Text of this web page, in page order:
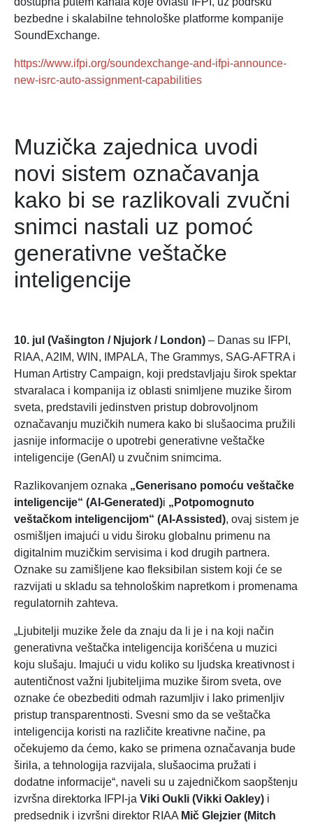
bezbedne i skalabilne tehnološke platforme kompanije
SoundExchange.
https://www.ifpi.org/soundexchange-and-ifpi-announce-
new-isrc-auto-assignment-capabilities
Muzička zajednica uvodi
novi sistem označavanja
kako bi se razlikovali zvučni
snimci nastali uz pomoć
generativne veštačke
inteligencije
10. jul (Vašington / Njujork / London) – Danas su IFPI,
RIAA, A2IM, WIN, IMPALA, The Grammys, SAG-AFTRA i
Human Artistry Campaign, koji predstavljaju širok spektar
stvaralaca i kompanija iz oblasti snimljene muzike širom
sveta, predstavili jedinstven pristup dobrovoljnom
označavanju muzičkih numera kako bi slušaocima pružili
jasnije informacije o upotrebi generativne veštačke
inteligencije (GenAI) u zvučnim snimcima.
Razlikovanjem oznaka „Generisano pomoću veštačke
inteligencije“ (AI-Generated)i „Potpomognuto
veštačkom inteligencijom“ (AI-Assisted), ovaj sistem je
osmišljen imajući u vidu široku globalnu primenu na
digitalnim muzičkim servisima i kod drugih partnera.
Oznake su zamišljene kao fleksibilan sistem koji će se
razvijati u skladu sa tehnološkim napretkom i promenama
regulatornih zahteva.
„Ljubitelji muzike žele da znaju da li je i na koji način
generativna veštačka inteligencija korišćena u muzici
koju slušaju. Imajući u vidu koliko su ljudska kreativnost i
autentičnost važni ljubiteljima muzike širom sveta, ove
oznake će obezbediti odmah razumljiv i lako primenljiv
pristup transparentnosti. Svesni smo da se veštačka
inteligencija koristi na različite kreativne načine, pa
očekujemo da ćemo, kako se primena označavanja bude
širila, a tehnologija razvijala, slušaocima pružati i
dodatne informacije“, naveli su u zajedničkom saopštenju
izvršna direktorka IFPI-ja Viki Oukli (Vikki Oakley) i
predsednik i izvršni direktor RIAA Mič Glejzier (Mitch